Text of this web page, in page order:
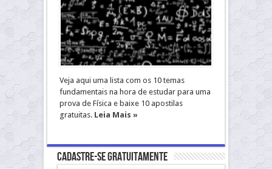
Veja aqui uma lista com os 10 temas
fundamentais na hora de estudar para uma
prova de Física e baixe 10 apostilas
gratuitas. Leia Mais »
Cadastre-se gratuitamente